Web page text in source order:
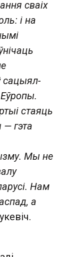
сваіх
і на
сацыял-
стаяць
— гэта
Мы не
Нам
а